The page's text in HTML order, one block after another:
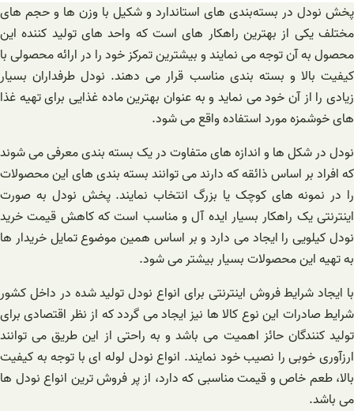
پخش نودل در بسته‌بندی‌ های استاندارد و شکیل با وزن ها و حجم های
مختلف یکی از بهترین راهکار های است که واحد های تولید کننده این
محصول به آن توجه می نمایند و بیشترین تمرکز خود را در ارائه محصولی با
کیفیت بالا و بسته بندی مناسب قرار می دهند. نودل طرفداران بسیار
زیادی را از آن خود می نماید و به عنوان بهترین ماده غذایی برای تهیه غذا
های خوشمزه مورد استفاده واقع می شود.
نودل در شکل ها و اندازه های متفاوت در یک بسته بندی معرفی می‌ شوند
که افراد بر اساس ذائقه که دارند می‌ توانند بسته‌ بندی‌ های این محصولات
را در نمونه های کوچک یا بزرگ انتخاب نمایند. پخش نودل به صورت
اینترنتی یک راهکار بسیار ایده آل و مناسب است که کاهش قیمت خرید
نودل کیلویی را ایجاد می دارد و بر اساس همین موضوع تمایل خریدار ها
به تهیه این محصولات بسیار بیشتر می‌ شود.
با ایجاد شرایط فروش اینترنتی برای انواع نودل تولید شده در داخل کشور
شرایط صادرات این نوع کالا ها نیز ایجاد می گردد که از نظر اقتصادی برای
تولید کنندگان حائز اهمیت می باشد و به راحتی از این طریق می‌ توانند
ارزآوری خوبی را نصیب خود نمایند. انواع نودل لوله ای با توجه به کیفیت
بالا، طعم خاص و قیمت مناسبی که دارد، از پر فروش ترین انواع نودل ها
می باشد.